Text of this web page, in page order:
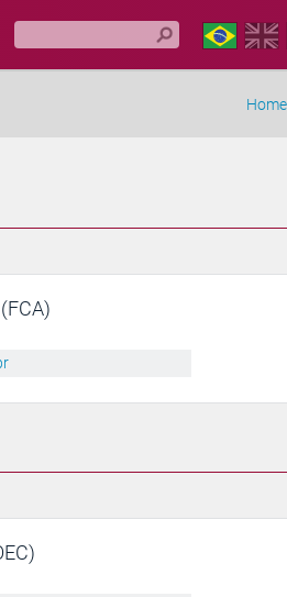
Home